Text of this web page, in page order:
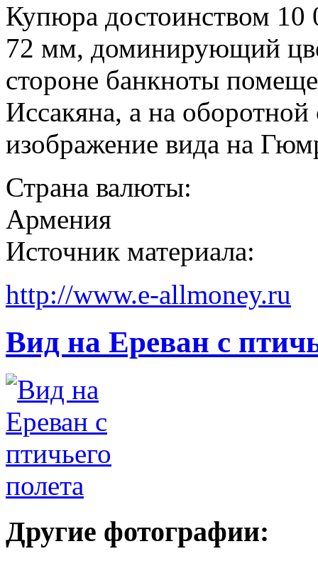
Купюра достоинством 10
72 мм, доминирующий
стороне банкноты
Иссакяна, а на оборотной
изображение вида на
Страна валюты:
Армения
Источник материала:
http://www.e-allmoney.ru
Вид на Ереван с
Другие фотографии: